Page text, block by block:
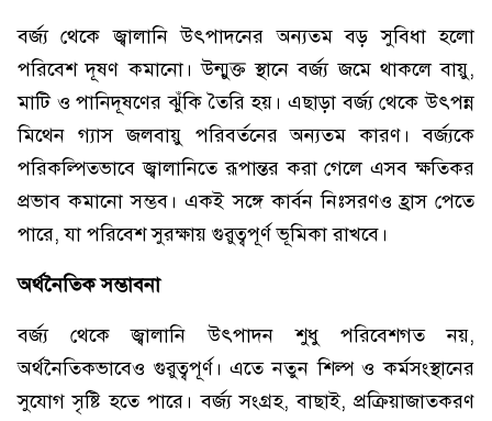
বর্জ্য থেকে জ্বালানি উৎপাদনের অন্যতম বড় সুবিধা হলো
পরিবেশ দূষণ কমানো। উন্মুক্ত স্থানে বর্জ্য জমে থাকলে বায়ু,
মাটি ও পানিদূষণের ঝুঁকি তৈরি হয়। এছাড়া বর্জ্য থেকে উৎপন্ন
মিথেন গ্যাস জলবায়ু পরিবর্তনের অন্যতম কারণ। বর্জ্যকে
পরিকল্পিতভাবে জ্বালানিতে রূপান্তর করা গেলে এসব ক্ষতিকর
প্রভাব কমানো সম্ভব। একই সঙ্গে কার্বন নিঃসরণও হ্রাস পেতে
পারে, যা পরিবেশ সুরক্ষায় গুরুত্বপূর্ণ ভূমিকা রাখবে।
অর্থনৈতিক সম্ভাবনা
বর্জ্য থেকে জ্বালানি উৎপাদন শুধু পরিবেশগত নয়,
অর্থনৈতিকভাবেও গুরুত্বপূর্ণ। এতে নতুন শিল্প ও কর্মসংস্থানের
সুযোগ সৃষ্টি হতে পারে। বর্জ্য সংগ্রহ, বাছাই, প্রক্রিয়াজাতকরণ